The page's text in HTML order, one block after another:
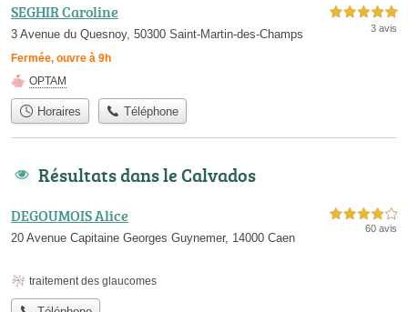
SEGHIR Caroline
3 Avenue du Quesnoy, 50300 Saint-Martin-des-Champs
Fermée, ouvre à 9h
5,0 étoiles sur 5
3 avis
OPTAM
Horaires Téléphone
Résultats dans le Calvados
DEGOUMOIS Alice
20 Avenue Capitaine Georges Guynemer, 14000 Caen
4,0 étoiles sur 5
60 avis
traitement des glaucomes